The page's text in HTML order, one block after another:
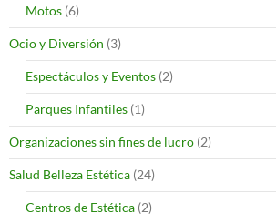
Motos (6)
Ocio y Diversión (3)
Espectáculos y Eventos (2)
Parques Infantiles (1)
Organizaciones sin fines de lucro (2)
Salud Belleza Estética (24)
Centros de Estética (2)